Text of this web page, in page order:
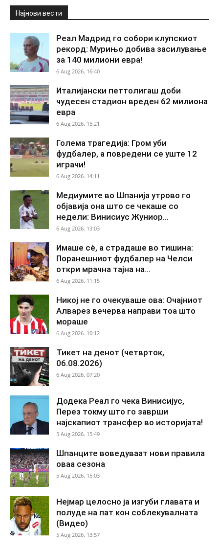
Најнови вести
Реал Мадрид го собори клупскиот
рекорд: Мурињо добива засилување
за 140 милиони евра!
6 Aug 2026. 16:40
Италијански петтолигаш доби
чудесен стадион вреден 62 милиона
евра
6 Aug 2026. 15:21
Голема трагедија: Гром уби
фудбалер, а повредени се уште 12
играчи!
6 Aug 2026. 14:11
Медиумите во Шпанија утрово го
објавија она што се чекаше со
недели: Винисиус Жуниор...
6 Aug 2026. 13:03
Имаше сè, а страдаше во тишина:
Поранешниот фудбалер на Челси
откри мрачна тајна на...
6 Aug 2026. 11:15
Никој не го очекуваше ова: Очајниот
Алварез вечерва направи тоа што
мораше
6 Aug 2026. 10:12
Тикет на денот (четврток,
06.08.2026)
6 Aug 2026. 07:20
Додека Реал го чека Винисијус,
Перез токму што го заврши
најскапиот трансфер во историјата!
5 Aug 2026. 15:49
Шпанците воведуваат нови правила
оваа сезона
5 Aug 2026. 15:03
Нејмар целосно ја изгуби главата и
полуде на пат кон соблекувалната
(Видео)
5 Aug 2026. 13:57